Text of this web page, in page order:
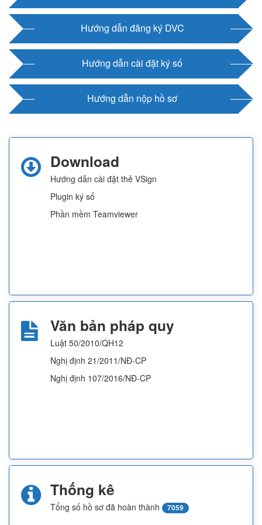
Hướng dẫn đăng ký DVC
Hướng dẫn cài đặt ký số
Hướng dẫn nộp hồ sơ
Download
Hướng dẫn cài đặt thẻ VSign
Plugin ký số
Phần mềm Teamviewer
Văn bản pháp quy
Luật 50/2010/QH12
Nghị định 21/2011/NĐ-CP
Nghị định 107/2016/NĐ-CP
Thống kê
Tổng số hồ sơ đã hoàn thành 7059